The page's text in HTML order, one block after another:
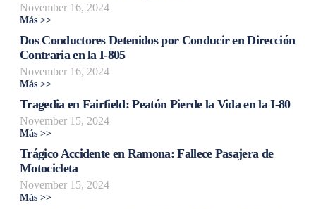
November 16, 2024
Más >>
Dos Conductores Detenidos por Conducir en Dirección
Contraria en la I-805
November 16, 2024
Más >>
Tragedia en Fairfield: Peatón Pierde la Vida en la I-80
November 15, 2024
Más >>
Trágico Accidente en Ramona: Fallece Pasajera de
Motocicleta
November 15, 2024
Más >>